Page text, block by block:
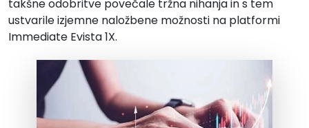
takšne odobritve povečale tržna nihanja in s tem
ustvarile izjemne naložbene možnosti na platformi
Immediate Evista 1X.